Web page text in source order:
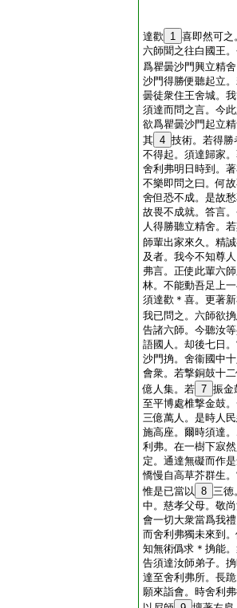
達歡 1 喜即然可之
六師聞之往白國王
爲瞿曇沙門興立精
沙門得勝便聽起立
曇徒衆住王舍城。
須達而問之言。今
欲爲瞿曇沙門起立
其 4 技術。若得勝
不得起。須達歸家
舍利弗明日時到。
不樂即問之曰。何
舍但恐不成。是故
故畏不成就。答言
人得勝聽立精舍。
師輩出家來久。精
及者。我今不知尊
弗言。正使此輩六
林。不能動吾足上
須達歡＊喜。更著
我已問之。六師欲
告諸六師。今聽汝
語國人。却後七日
沙門捔。舍衞國中
會衆。若撃銅鼓十
億人集。若 7 振金
至平博處椎撃金鼓
三億萬人。是時人
施高座。爾時須達
利弗。在一樹下寂
定。通達無礙而作
憍慢自高草芥群生
惟是已當以 8 三徳
中。慈孝父母。敬
會一切大衆當爲我
而舍利弗獨未來到
知無術僞求＊捔能
告須達汝師弟子。
達至舍利弗所。長
願來詣會。時舍利